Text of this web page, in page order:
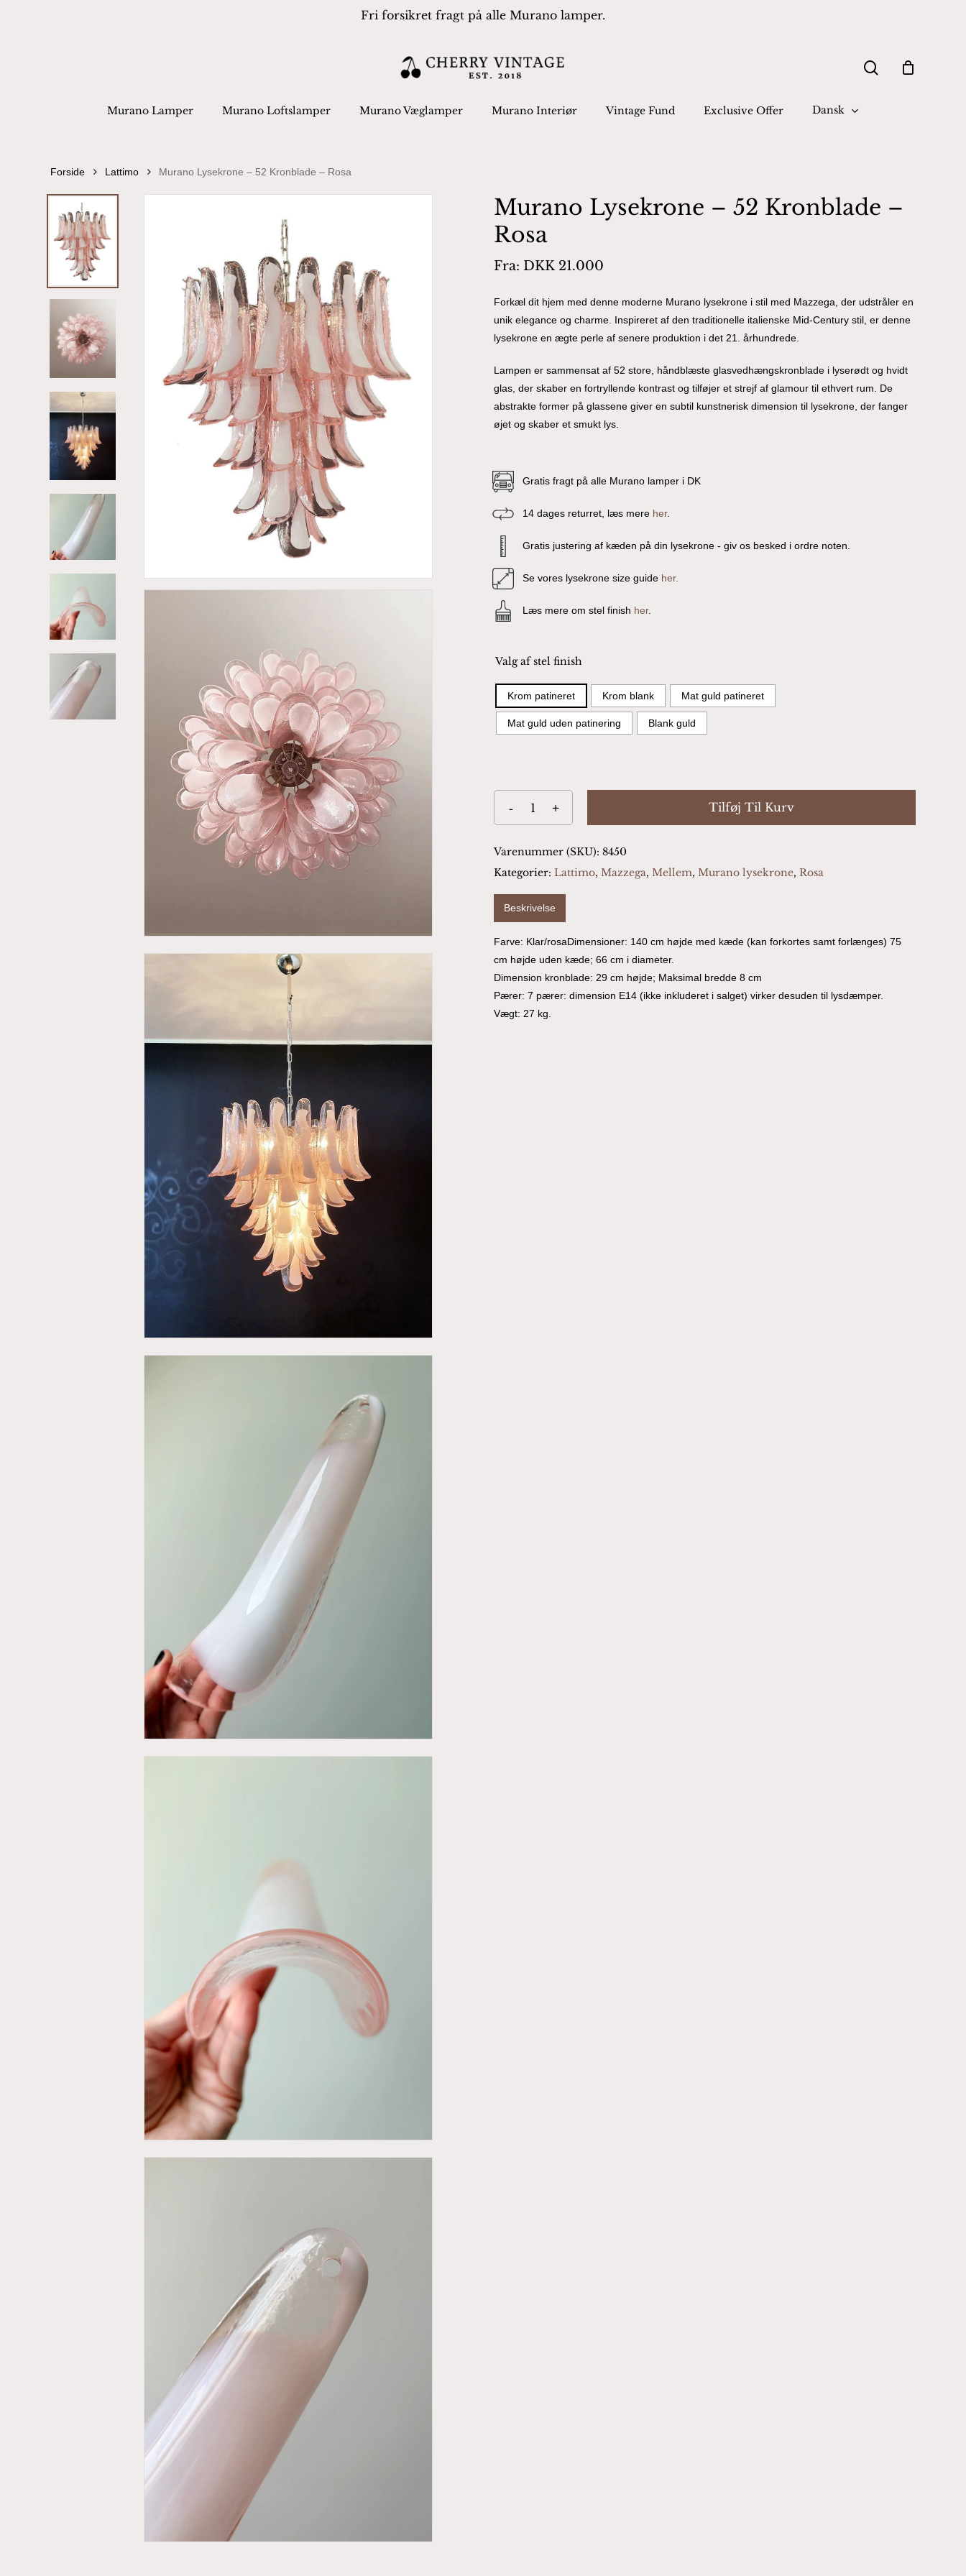
Fri forsikret fragt på alle Murano lamper.
Murano Lamper Murano Loftslamper Murano Væglamper Murano Interiør Vintage Fund Exclusive Offer Dansk
Forside Lattimo Murano Lysekrone – 52 Kronblade – Rosa
Murano Lysekrone – 52 Kronblade –
Rosa
Fra: DKK21.000
Forkæl dit hjem med denne moderne Murano lysekrone i stil med Mazzega, der udstråler en
unik elegance og charme. Inspireret af den traditionelle italienske Mid-Century stil, er denne
lysekrone en ægte perle af senere produktion i det 21. århundrede.
Lampen er sammensat af 52 store, håndblæste glasvedhængskronblade i lyserødt og hvidt
glas, der skaber en fortryllende kontrast og tilføjer et strejf af glamour til ethvert rum. De
abstrakte former på glassene giver en subtil kunstnerisk dimension til lysekrone, der fanger
øjet og skaber et smukt lys.
Gratis fragt på alle Murano lamper i DK
14 dages returret, læs mere her.
Gratis justering af kæden på din lysekrone - giv os besked i ordre noten.
Se vores lysekrone size guide her.
Læs mere om stel finish her.
Valg af stel finish
Krom patineret Krom blank Mat guld patineret
Mat guld uden patinering Blank guld
Tilføj Til Kurv
Varenummer (SKU): 8450
Kategorier: Lattimo, Mazzega, Mellem, Murano lysekrone, Rosa
Beskrivelse
Farve: Klar/rosaDimensioner: 140 cm højde med kæde (kan forkortes samt forlænges) 75
cm højde uden kæde; 66 cm i diameter.
Dimension kronblade: 29 cm højde; Maksimal bredde 8 cm
Pærer: 7 pærer: dimension E14 (ikke inkluderet i salget) virker desuden til lysdæmper.
Vægt: 27 kg.